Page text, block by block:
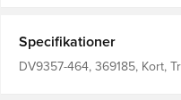
Specifikationer
DV9357-464, 369185, Kort,